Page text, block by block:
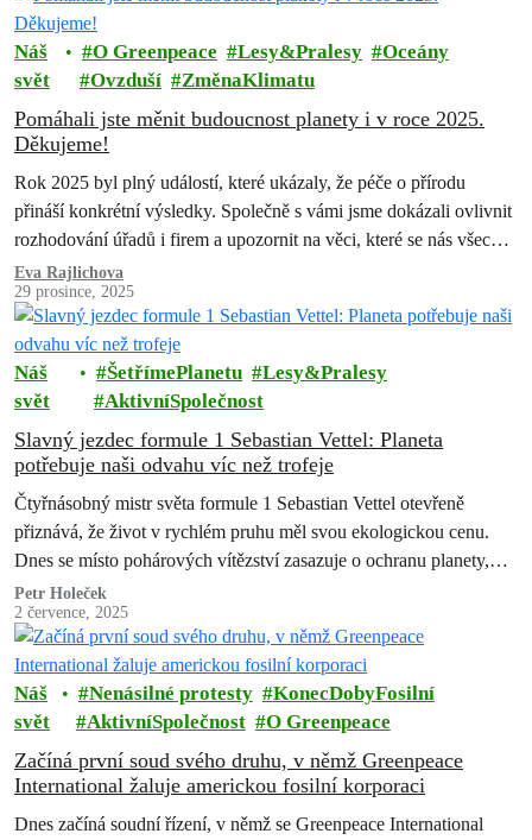
Náš
svět
O Greenpeace Lesy&Pralesy
Oceány
Ovzduší
ZměnaKlimatu
Pomáhali jste měnit budoucnost planety i v roce 2025.
Děkujeme!
Rok 2025 byl plný událostí, které ukázaly, že péče o přírodu
přináší konkrétní výsledky. Společně s vámi jsme dokázali ovlivnit
rozhodování úřadů i firem a upozornit na věci, které se nás všech
dotýkají – ovzduší, lesy i životní prostředí kolem nás. Děkujeme
každému, kdo se jakkoli zapojil. Bez vás bychom následujících
úspěchů nedosáhli.
Eva Rajlichova
29 prosince, 2025
Náš
svět
ŠetřímePlanetu
Lesy&Pralesy
AktivníSpolečnost
Slavný jezdec formule 1 Sebastian Vettel: Planeta
potřebuje naši odvahu víc než trofeje
Čtyřnásobný mistr světa formule 1 Sebastian Vettel otevřeně
přiznává, že život v rychlém pruhu měl svou ekologickou cenu.
Dnes se místo pohárových vítězství zasazuje o ochranu planety,
cestuje s Greenpeace do…
Petr Holeček
2 července, 2025
Náš
svět
Nenásilné protesty
KonecDobyFosilní
AktivníSpolečnost
O Greenpeace
Začíná první soud svého druhu, v němž Greenpeace
International žaluje americkou fosilní korporaci
Dnes začíná soudní řízení, v němž se Greenpeace International